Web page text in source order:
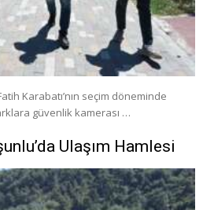
Karabatı’nın seçim döneminde
güvenlik kamerası …
Ulaşım Hamlesi